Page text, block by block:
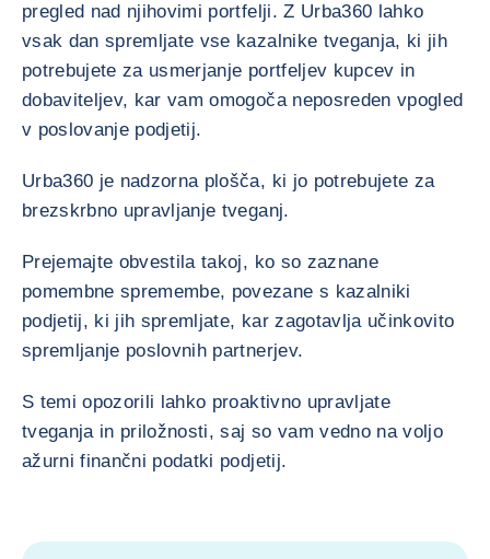
pregled nad njihovimi portfelji. Z Urba360 lahko
vsak dan spremljate vse kazalnike tveganja, ki jih
potrebujete za usmerjanje portfeljev kupcev in
dobaviteljev, kar vam omogoča neposreden vpogled
v poslovanje podjetij.
Urba360 je nadzorna plošča, ki jo potrebujete za
brezskrbno upravljanje tveganj.
Prejemajte obvestila takoj, ko so zaznane
pomembne spremembe, povezane s kazalniki
podjetij, ki jih spremljate, kar zagotavlja učinkovito
spremljanje poslovnih partnerjev.
S temi opozorili lahko proaktivno upravljate
tveganja in priložnosti, saj so vam vedno na voljo
ažurni finančni podatki podjetij.